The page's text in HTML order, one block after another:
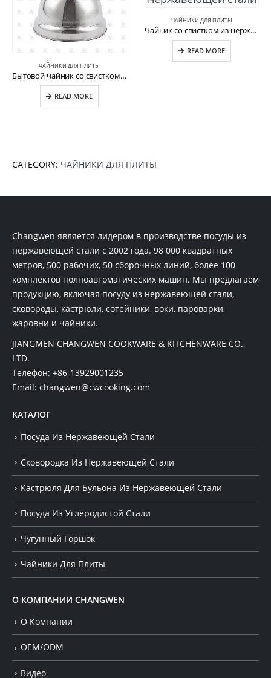
ЧАЙНИКИ ДЛЯ ПЛИТЫ
Бытовой чайник со свистком для воды из нержавеющей стали CW-T007-1
READ MORE
ЧАЙНИКИ ДЛЯ ПЛИТЫ
Чайник со свистком из нержавеющей стали для домашней кухни CW-T056-C
READ MORE
CATEGORY: ЧАЙНИКИ ДЛЯ ПЛИТЫ
Changwen является лидером в производстве посуды из
нержавеющей стали с 2002 года. 98 000 квадратных
метров, 500 рабочих, 50 сборочных линий, более 100
комплектов полноавтоматических машин. Мы предлагаем
продукцию, включая посуду из нержавеющей стали,
сковороды, кастрюли, сотейники, воки, пароварки,
жаровни и чайники.
JIANGMEN CHANGWEN COOKWARE & KITCHENWARE CO.,
LTD.
Телефон: +86-13929001235
Email: changwen@cwcooking.com
КАТАЛОГ
Посуда Из Нержавеющей Стали
Сковородка Из Нержавеющей Стали
Кастрюля Для Бульона Из Нержавеющей Стали
Посуда Из Углеродистой Стали
Чугунный Горшок
Чайники Для Плиты
О КОМПАНИИ CHANGWEN
О Компании
OEM/ODM
Видео